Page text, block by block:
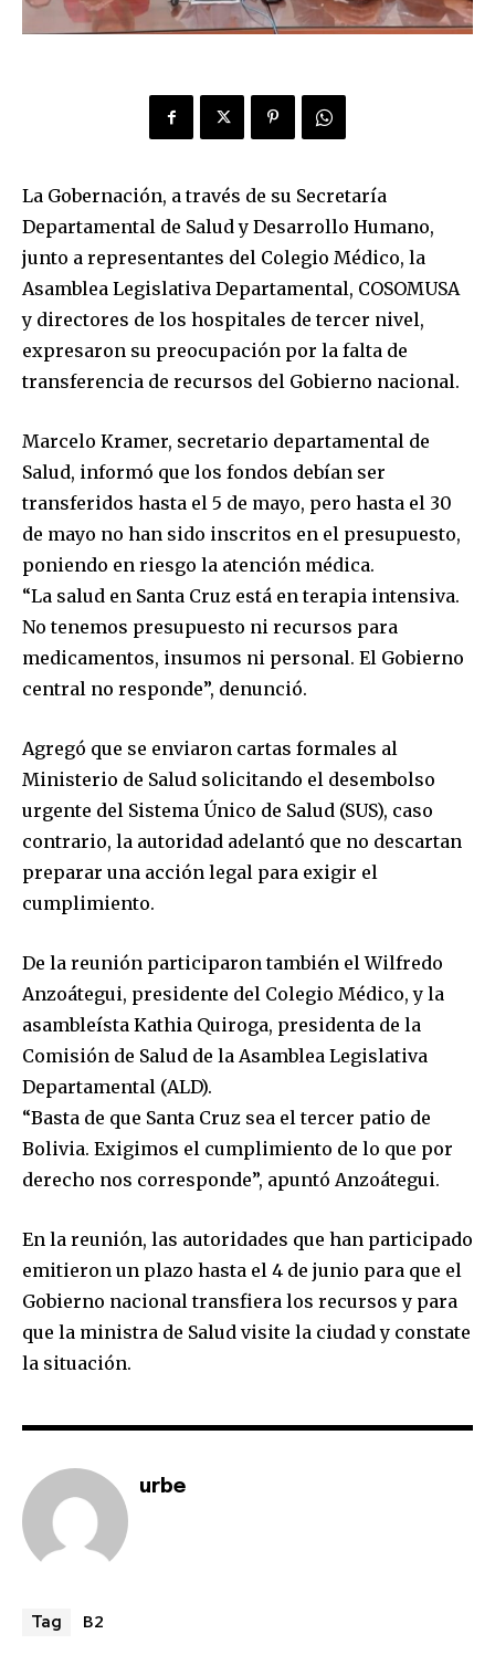
Join our community of
SUBSCRIBERS and be part of the
To subscribe, simply enter your email address on our website
or click the subscribe button below. Don't worry, we respect
your privacy and won't spam your inbox. Your information is
safe with us.
I've read and accept the
La Gobernación, a través de su Secretaría
Departamental de Salud y Desarrollo Humano,
junto a representantes del Colegio Médico, la
Asamblea Legislativa Departamental, COSOMUSA
y directores de los hospitales de tercer nivel,
expresaron su preocupación por la falta de
transferencia de recursos del Gobierno nacional.
Marcelo Kramer, secretario departamental de
Salud, informó que los fondos debían ser
transferidos hasta el 5 de mayo, pero hasta el 30
de mayo no han sido inscritos en el presupuesto,
poniendo en riesgo la atención médica.
“La salud en Santa Cruz está en terapia intensiva.
No tenemos presupuesto ni recursos para
medicamentos, insumos ni personal. El Gobierno
central no responde”, denunció.
Agregó que se enviaron cartas formales al
Ministerio de Salud solicitando el desembolso
urgente del Sistema Único de Salud (SUS), caso
contrario, la autoridad adelantó que no descartan
preparar una acción legal para exigir el
cumplimiento.
De la reunión participaron también el Wilfredo
Anzoátegui, presidente del Colegio Médico, y la
asambleísta Kathia Quiroga, presidenta de la
Comisión de Salud de la Asamblea Legislativa
Departamental (ALD).
“Basta de que Santa Cruz sea el tercer patio de
Bolivia. Exigimos el cumplimiento de lo que por
derecho nos corresponde”, apuntó Anzoátegui.
En la reunión, las autoridades que han participado
emitieron un plazo hasta el 4 de junio para que el
Gobierno nacional transfiera los recursos y para
que la ministra de Salud visite la ciudad y constate
la situación.
urbe
Tag B2